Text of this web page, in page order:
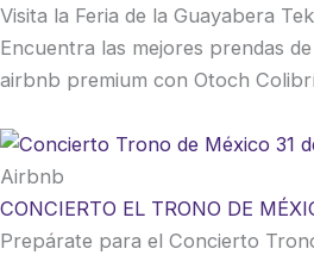
Visita la Feria de la Guayabera
Encuentra las mejores prendas
airbnb premium con Otoch
Airbnb
CONCIERTO EL TRONO DE
Prepárate para el Concierto